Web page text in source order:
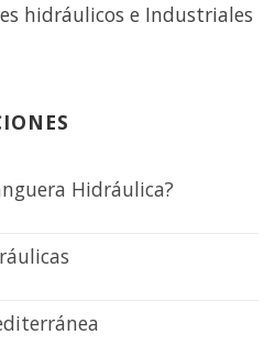
hidráulicos e Industriales
Hidráulica?